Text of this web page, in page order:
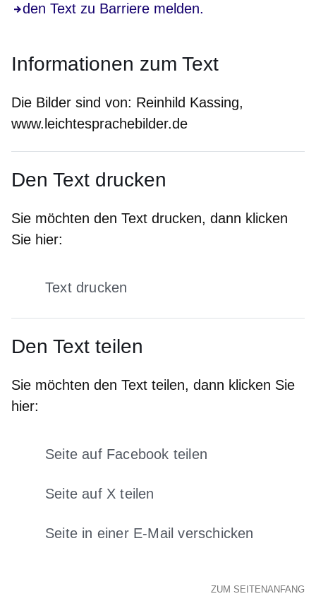
den Text zu Barriere melden.
Informationen zum Text
Die Bilder sind von: Reinhild Kassing,
www.leichtesprachebilder.de
Den Text drucken
Sie möchten den Text drucken, dann klicken
Sie hier:
Text drucken
Den Text teilen
Sie möchten den Text teilen, dann klicken Sie
hier:
Seite auf Facebook teilen
Öffnet sich in einem neuen
Seite auf X teilen
Öffnet sich in einem neuen Fenster
Seite in einer E-Mail verschicken
Öffnet sich in einem neuen
ZUM SEITENANFANG